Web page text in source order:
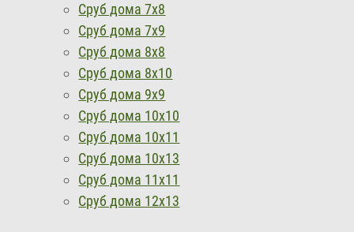
Сруб дома 7х8
Сруб дома 7x9
Сруб дома 8х8
Сруб дома 8х10
Сруб дома 9x9
Сруб дома 10х10
Сруб дома 10х11
Сруб дома 10x13
Сруб дома 11x11
Сруб дома 12x13